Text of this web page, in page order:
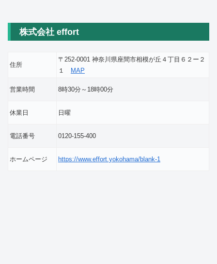
株式会社 effort
住所
〒252-0001 神奈川県座間市相模が丘４丁目６２ー２
１ MAP
営業時間 8時30分～18時00分
休業日 日曜
電話番号 0120-155-400
ホームページ https://www.effort.yokohama/blank-1